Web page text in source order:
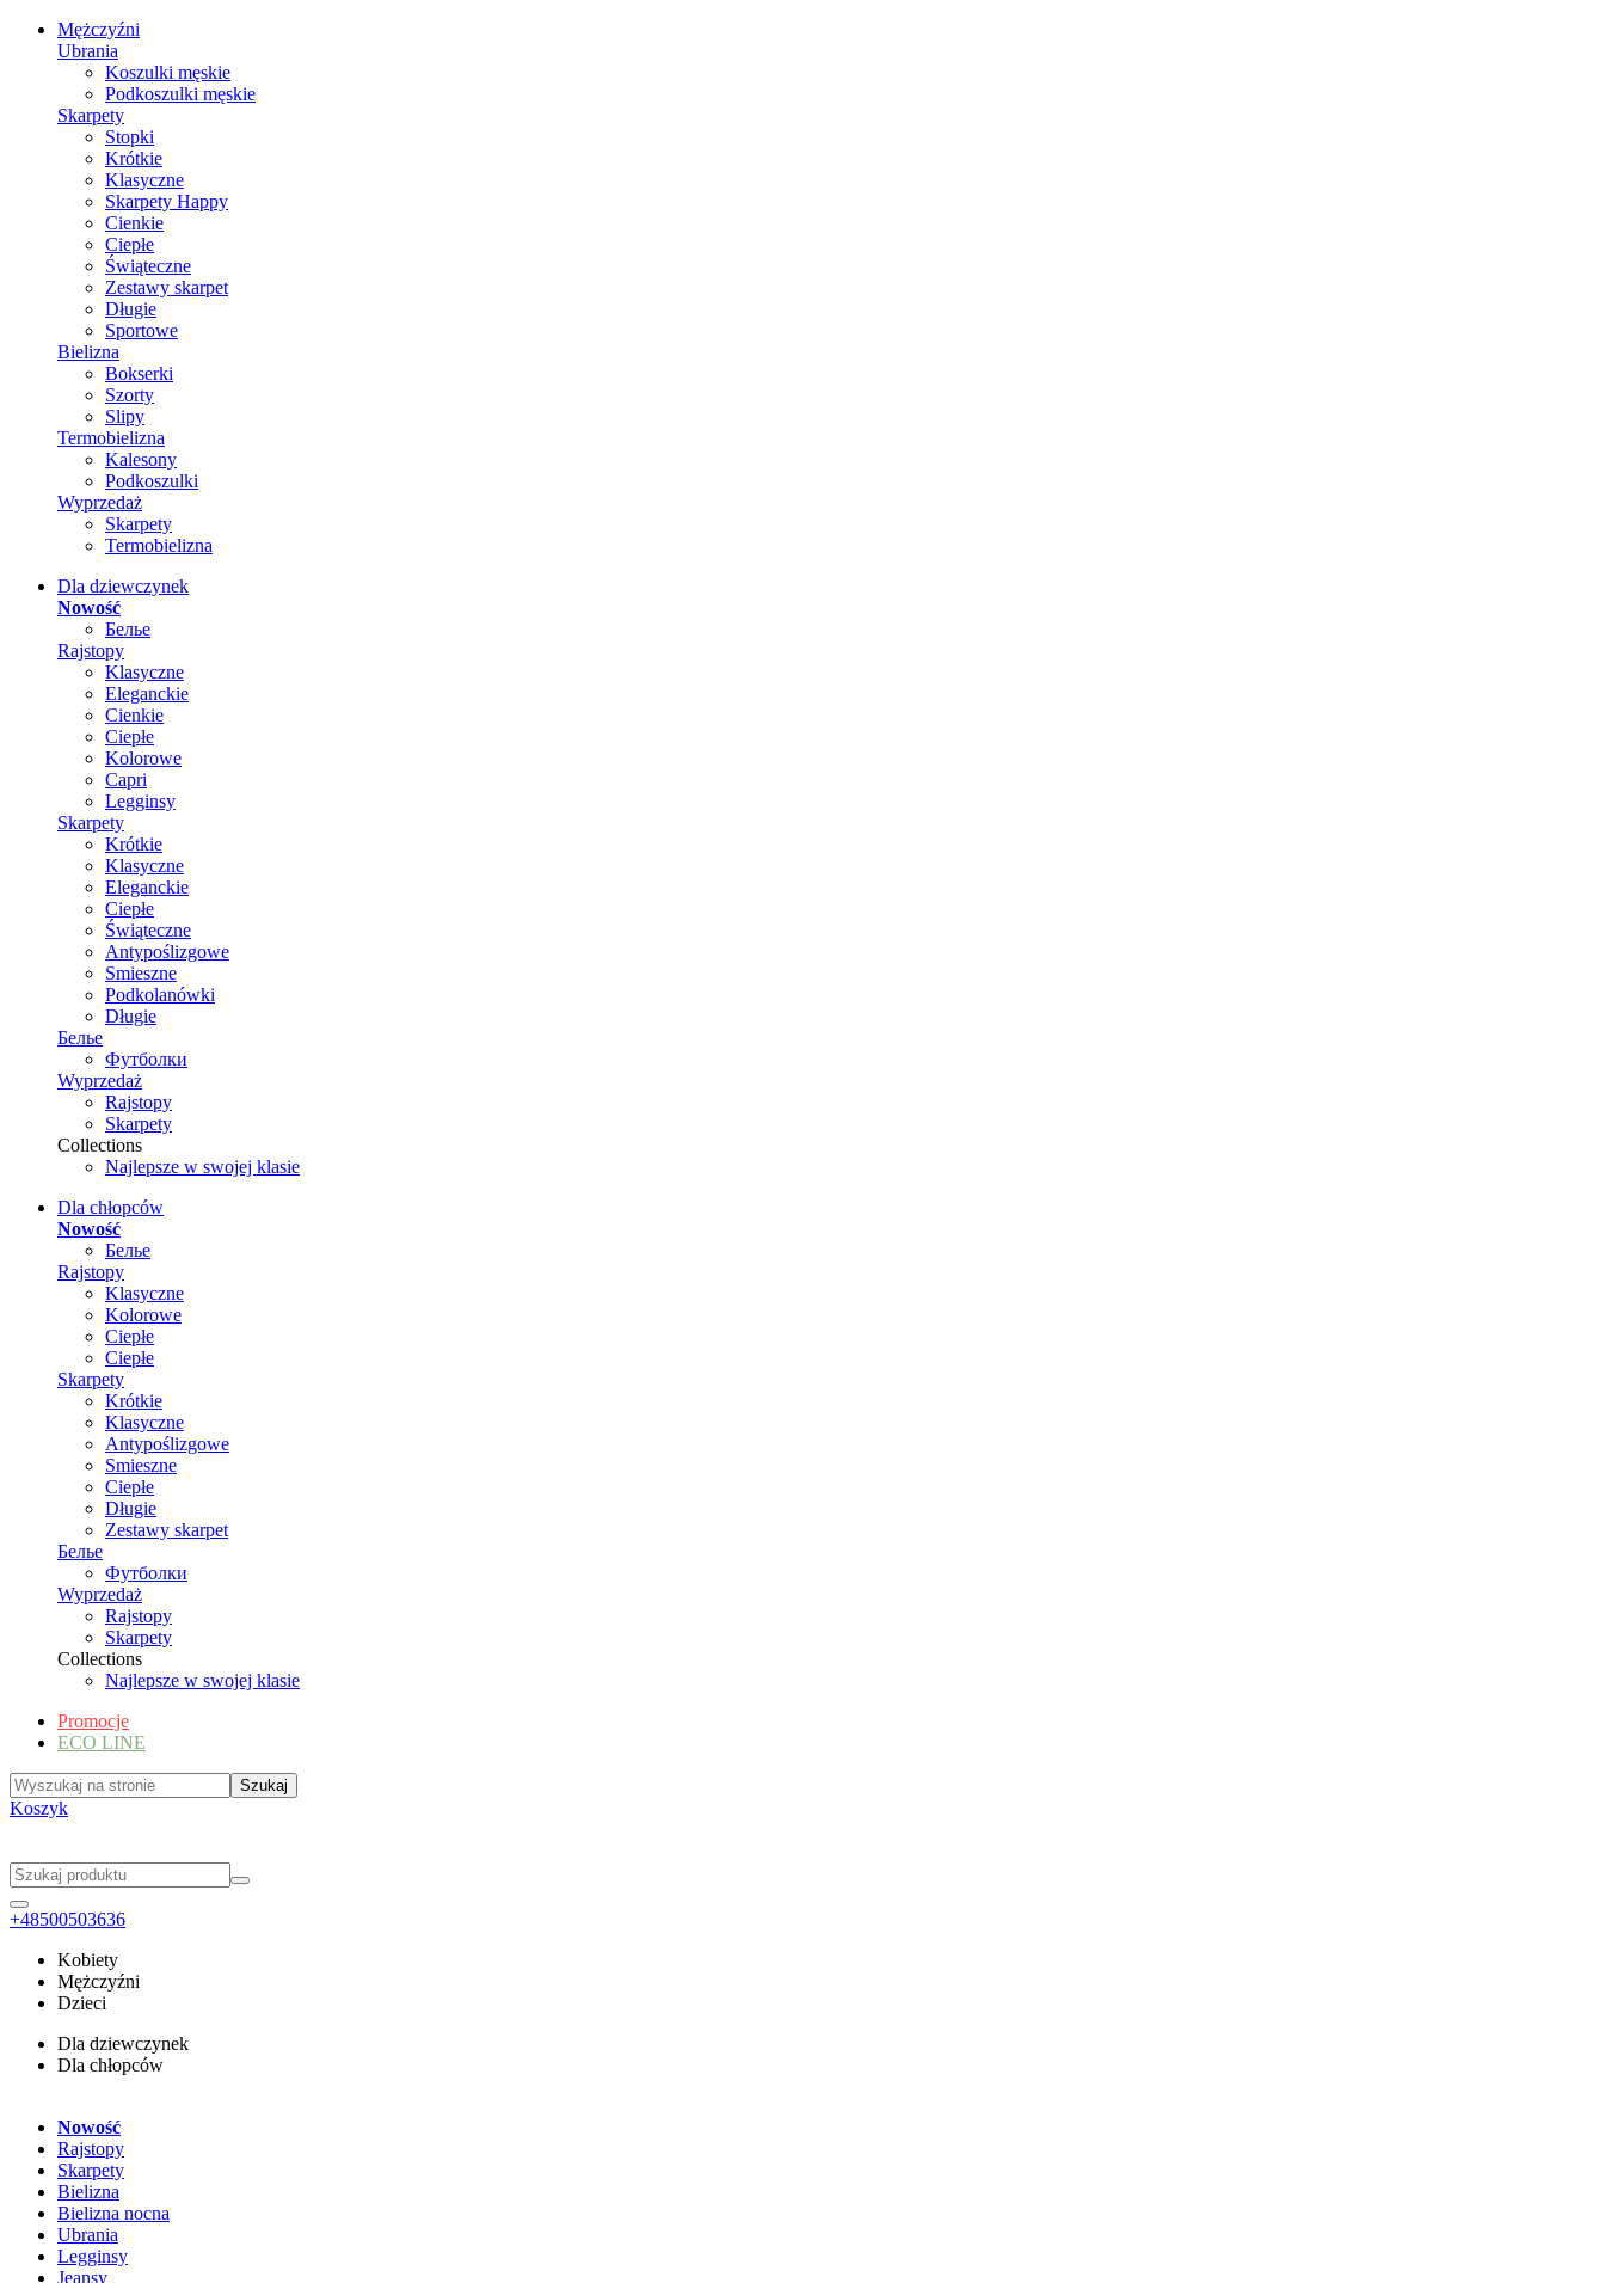
Mężczyźni
Ubrania
Koszulki męskie
Podkoszulki męskie
Skarpety
Stopki
Krótkie
Klasyczne
Skarpety Happy
Cienkie
Ciepłe
Świąteczne
Zestawy skarpet
Długie
Sportowe
Bielizna
Bokserki
Szorty
Slipy
Termobielizna
Kalesony
Podkoszulki
Wyprzedaż
Skarpety
Termobielizna
Dla dziewczynek
Nowość
Белье
Rajstopy
Klasyczne
Eleganckie
Cienkie
Ciepłe
Kolorowe
Capri
Legginsy
Skarpety
Krótkie
Klasyczne
Eleganckie
Ciepłe
Świąteczne
Antypoślizgowe
Smieszne
Podkolanówki
Długie
Белье
Футболки
Wyprzedaż
Rajstopy
Skarpety
Collections
Najlepsze w swojej klasie
Dla chłopców
Nowość
Белье
Rajstopy
Klasyczne
Kolorowe
Ciepłe
Ciepłe
Skarpety
Krótkie
Klasyczne
Antypoślizgowe
Smieszne
Ciepłe
Długie
Zestawy skarpet
Белье
Футболки
Wyprzedaż
Rajstopy
Skarpety
Collections
Najlepsze w swojej klasie
Promocje
ECO LINE
Koszyk
+48500503636
Kobiety
Mężczyźni
Dzieci
Dla dziewczynek
Dla chłopców
Nowość
Rajstopy
Skarpety
Bielizna
Bielizna nocna
Ubrania
Legginsy
Jeansy